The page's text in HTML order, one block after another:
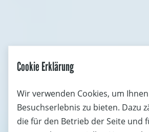
Cookie Erklärung
Wir verwenden Cookies, um
Besuchserlebnis zu bieten. Dazu
die für den Betrieb der Seite und